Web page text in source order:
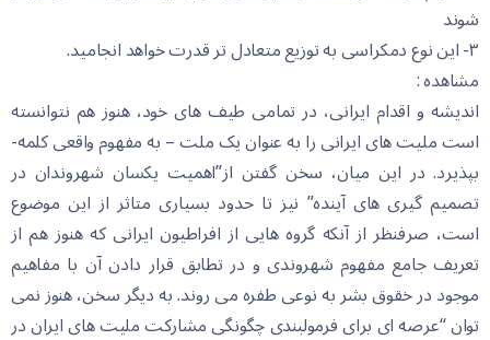
شوند
٣- این نوع دمکراسی به توزیع متعادل تر قدرت خواهد انجامید.
مشاهده :
اندیشه و اقدام ایرانی، در تمامی طیف های خود، هنوز هم نتوانسته
است ملیت های ایرانی را به عنوان یک ملت – به مفهوم واقعی کلمه-
بپذیرد. در این میان، سخن گفتن از”اهمیت یکسان شهروندان در
تصمیم گیری های آینده” نیز تا حدود بسیاری متاثر از این موضوع
است، صرفنظر از آنکه گروه هایی از افراطیون ایرانی که هنوز هم از
تعریف جامع مفهوم شهروندی و در تطابق قرار دادن آن با مفاهیم
موجود در خقوق بشر به نوعی طفره می روند. به دیگر سخن، هنوز نمی
توان “عرصه ای برای فرمولبندی چگونگی مشارکت ملیت های ایران در